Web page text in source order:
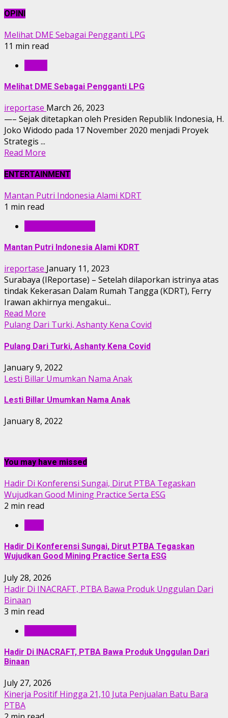
OPINI
Melihat DME Sebagai Pengganti LPG
11 min read
Melihat DME Sebagai Pengganti LPG
ireportase March 26, 2023
—– Sejak ditetapkan oleh Presiden Republik Indonesia, H.
Joko Widodo pada 17 November 2020 menjadi Proyek
Strategis ...
Read More
ENTERTAINMENT
Mantan Putri Indonesia Alami KDRT
1 min read
Mantan Putri Indonesia Alami KDRT
ireportase January 11, 2023
Surabaya (IReportase) – Setelah dilaporkan istrinya atas
tindak Kekerasan Dalam Rumah Tangga (KDRT), Ferry
Irawan akhirnya mengakui...
Read More
Pulang Dari Turki, Ashanty Kena Covid
Pulang Dari Turki, Ashanty Kena Covid
January 9, 2022
Lesti Billar Umumkan Nama Anak
Lesti Billar Umumkan Nama Anak
January 8, 2022
You may have missed
Hadir Di Konferensi Sungai, Dirut PTBA Tegaskan
Wujudkan Good Mining Practice Serta ESG
2 min read
Hadir Di Konferensi Sungai, Dirut PTBA Tegaskan
Wujudkan Good Mining Practice Serta ESG
July 28, 2026
Hadir Di INACRAFT, PTBA Bawa Produk Unggulan Dari
Binaan
3 min read
Hadir Di INACRAFT, PTBA Bawa Produk Unggulan Dari
Binaan
July 27, 2026
Kinerja Positif Hingga 21,10 Juta Penjualan Batu Bara
PTBA